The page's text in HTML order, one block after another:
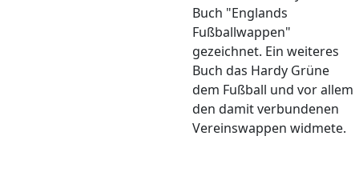
Buch "Englands
Fußballwappen"
gezeichnet. Ein weiteres
Buch das Hardy Grüne
dem Fußball und vor allem
den damit verbundenen
Vereinswappen widmete.